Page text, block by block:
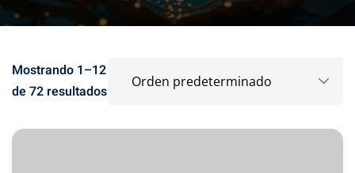
Mostrando 1–12
de 72 resultados
Remember me